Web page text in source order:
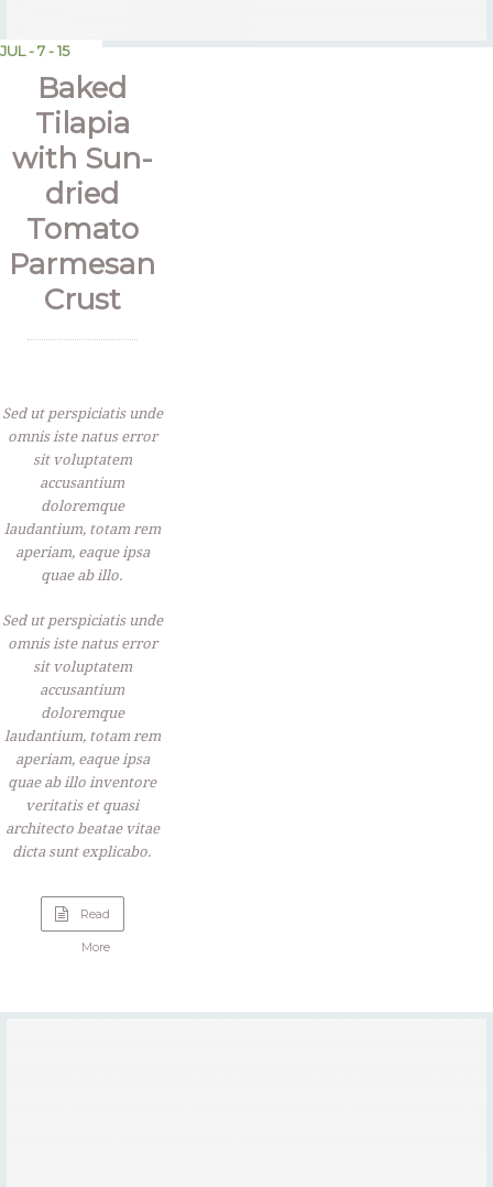
JUL - 7 - 15
Baked
Tilapia
with Sun-
dried
Tomato
Parmesan
Crust
Sed ut perspiciatis unde
omnis iste natus error
sit voluptatem
accusantium
doloremque
laudantium, totam rem
aperiam, eaque ipsa
quae ab illo.
Sed ut perspiciatis unde
omnis iste natus error
sit voluptatem
accusantium
doloremque
laudantium, totam rem
aperiam, eaque ipsa
quae ab illo inventore
veritatis et quasi
architecto beatae vitae
dicta sunt explicabo.
Read
More“Baked
with